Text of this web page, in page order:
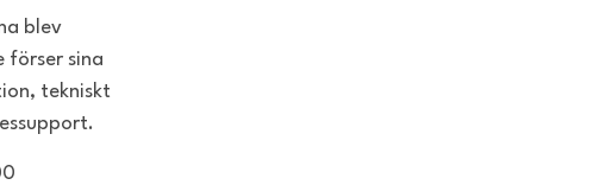
blev
förser sina
tekniskt